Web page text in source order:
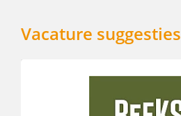
Vacature suggesties